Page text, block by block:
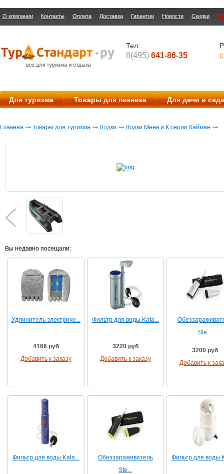
О компании Контакты Оплата Доставка Гарантии Новости Скидки
Тел:
8(495) 641-86-35
Для туризма Товары для пикника Для дачи и сада
Главная Товары для туризма Лодки Лодки Мнев и К серии Кайман
Вы недавно посещали:
Удлинитель электриче...
4166 руб
Добавить к заказу
Фильтр для воды Kata...
3220 руб
Добавить к заказу
Ste...
3200 руб
Добавить к
Фильтр для воды Kata...
Обеззараживатель
Ste...
Фильтр для воды